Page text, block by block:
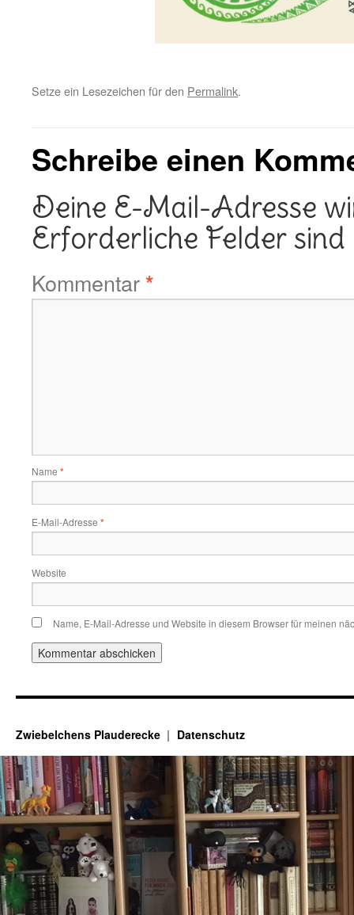
Setze ein Lesezeichen für den Permalink.
Schreibe einen
Deine E-Mail-Adresse
Erforderliche Felder
Kommentar*
Name *
E-Mail-Adresse *
Website
Name, E-Mail-Adresse und Website in diesem Browser für meinen
Zwiebelchens Plauderecke Datenschutz